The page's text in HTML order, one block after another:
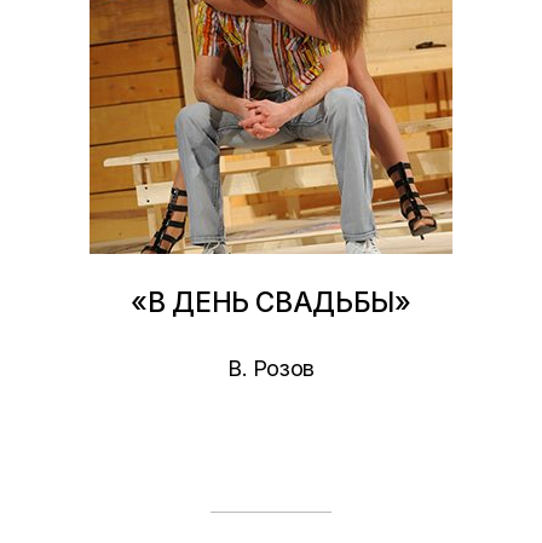
«В ДЕНЬ СВАДЬБЫ»
В. Розов